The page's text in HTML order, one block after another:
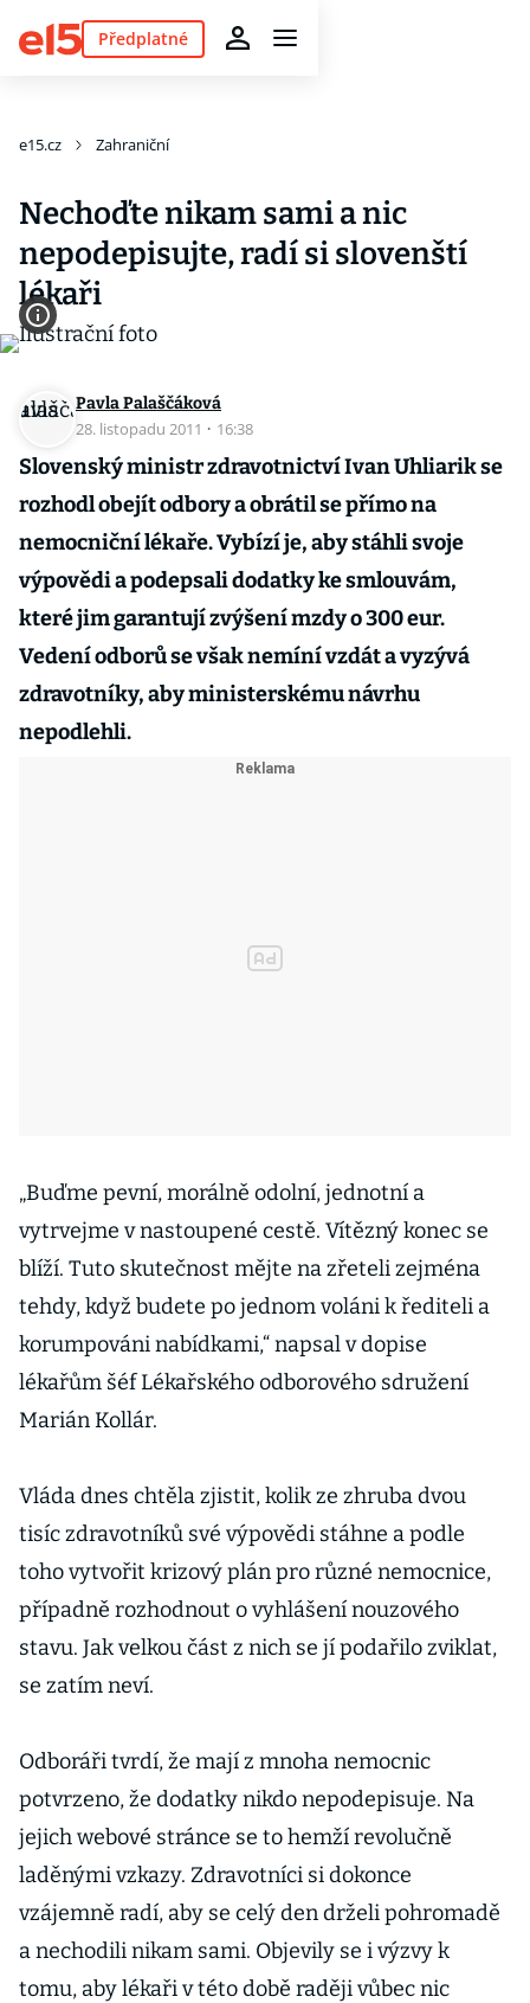
Předplatné
e15.cz Zahraniční
Nechoďte nikam sami a nic
nepodepisujte, radí si slovenští
lékaři
Pavla Palaščáková
28. listopadu 2011 · 16:38
Slovenský ministr zdravotnictví Ivan Uhliarik se
rozhodl obejít odbory a obrátil se přímo na
nemocniční lékaře. Vybízí je, aby stáhli svoje
výpovědi a podepsali dodatky ke smlouvám,
které jim garantují zvýšení mzdy o 300 eur.
Vedení odborů se však nemíní vzdát a vyzývá
zdravotníky, aby ministerskému návrhu
nepodlehli.
„Buďme pevní, morálně odolní, jednotní a
vytrvejme v nastoupené cestě. Vítězný konec se
blíží. Tuto skutečnost mějte na zřeteli zejména
tehdy, když budete po jednom voláni k řediteli a
korumpováni nabídkami,“ napsal v dopise
lékařům šéf Lékařského odborového sdružení
Marián Kollár.
Vláda dnes chtěla zjistit, kolik ze zhruba dvou
tisíc zdravotníků své výpovědi stáhne a podle
toho vytvořit krizový plán pro různé nemocnice,
případně rozhodnout o vyhlášení nouzového
stavu. Jak velkou část z nich se jí podařilo zviklat,
se zatím neví.
Odboráři tvrdí, že mají z mnoha nemocnic
potvrzeno, že dodatky nikdo nepodepisuje. Na
jejich webové stránce se to hemží revolučně
laděnými vzkazy. Zdravotníci si dokonce
vzájemně radí, aby se celý den drželi pohromadě
a nechodili nikam sami. Objevily se i výzvy k
tomu, aby lékaři v této době raději vůbec nic